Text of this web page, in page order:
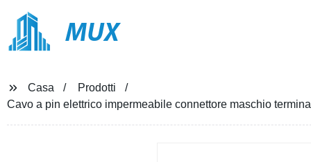
MUX
Casa
Prodotti
Cavo a pin elettrico impermeabile connettore maschio